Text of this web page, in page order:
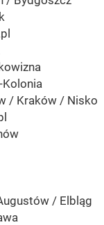
Kolonia
/ Kraków / Nisko
/ Elbląg